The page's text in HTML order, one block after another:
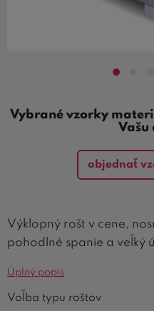
Výklopný rošt v cene,
pohodlné spanie a veľký
Úplný popis
Voľba typu roštov
Vybrané vzorky
Vašu
objednať